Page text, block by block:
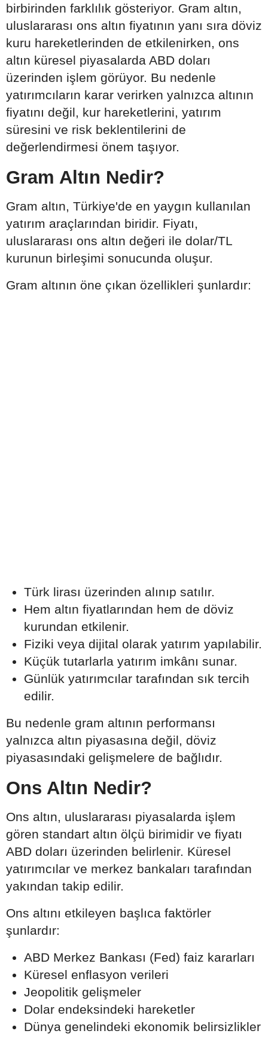
birbirinden farklılık gösteriyor. Gram altın,
uluslararası ons altın fiyatının yanı sıra döviz
kuru hareketlerinden de etkilenirken, ons
altın küresel piyasalarda ABD doları
üzerinden işlem görüyor. Bu nedenle
yatırımcıların karar verirken yalnızca altının
fiyatını değil, kur hareketlerini, yatırım
süresini ve risk beklentilerini de
değerlendirmesi önem taşıyor.
Gram Altın Nedir?
Gram altın, Türkiye'de en yaygın kullanılan
yatırım araçlarından biridir. Fiyatı,
uluslararası ons altın değeri ile dolar/TL
kurunun birleşimi sonucunda oluşur.
Gram altının öne çıkan özellikleri şunlardır:
Türk lirası üzerinden alınıp satılır.
Hem altın fiyatlarından hem de döviz
kurundan etkilenir.
Fiziki veya dijital olarak yatırım yapılabilir.
Küçük tutarlarla yatırım imkânı sunar.
Günlük yatırımcılar tarafından sık tercih
edilir.
Bu nedenle gram altının performansı
yalnızca altın piyasasına değil, döviz
piyasasındaki gelişmelere de bağlıdır.
Ons Altın Nedir?
Ons altın, uluslararası piyasalarda işlem
gören standart altın ölçü birimidir ve fiyatı
ABD doları üzerinden belirlenir. Küresel
yatırımcılar ve merkez bankaları tarafından
yakından takip edilir.
Ons altını etkileyen başlıca faktörler
şunlardır:
ABD Merkez Bankası (Fed) faiz kararları
Küresel enflasyon verileri
Jeopolitik gelişmeler
Dolar endeksindeki hareketler
Dünya genelindeki ekonomik belirsizlikler